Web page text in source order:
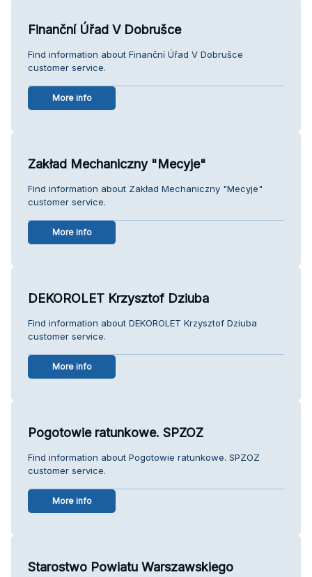
Finanční Úřad V Dobrušce
Find information about Finanční Úřad V Dobrušce
customer service.
More info
Zakład Mechaniczny "Mecyje"
Find information about Zakład Mechaniczny "Mecyje"
customer service.
More info
DEKOROLET Krzysztof Dziuba
Find information about DEKOROLET Krzysztof Dziuba
customer service.
More info
Pogotowie ratunkowe. SPZOZ
Find information about Pogotowie ratunkowe. SPZOZ
customer service.
More info
Starostwo Powiatu Warszawskiego